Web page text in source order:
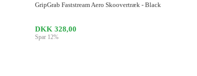
GripGrab Faststream Aero Skoovertræk - Black
DKK 328,00
Spar 12%